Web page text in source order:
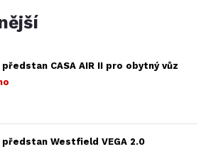
CASA AIR II pro obytný vůz
Westfield VEGA 2.0